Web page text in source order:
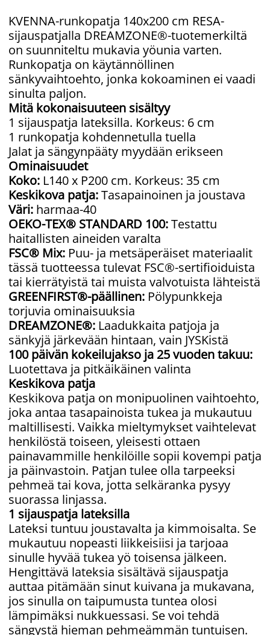
KVENNA-runkopatja 140x200 cm RESA-
sijauspatjalla DREAMZONE®-tuotemerkiltä
on suunniteltu mukavia yöunia varten.
Runkopatja on käytännöllinen
sänkyvaihtoehto, jonka kokoaminen ei vaadi
sinulta paljon.
Mitä kokonaisuuteen sisältyy
1 sijauspatja lateksilla. Korkeus: 6 cm
1 runkopatja kohdennetulla tuella
Jalat ja sängynpääty myydään erikseen
Ominaisuudet
Koko: L140 x P200 cm. Korkeus: 35 cm
Keskikova patja:Tasapainoinen ja joustava
Väri: harmaa-40
OEKO-TEX® STANDARD 100:Testattu
haitallisten aineiden varalta
FSC® Mix: Puu- ja metsäperäiset materiaalit
tässä tuotteessa tulevat FSC®-sertifioiduista
tai kierrätyistä tai muista valvotuista lähteistä
GREENFIRST®-päällinen: Pölypunkkeja
torjuvia ominaisuuksia
DREAMZONE®: Laadukkaita patjoja ja
sänkyjä järkevään hintaan, vain JYSKistä
100 päivän kokeilujakso ja 25 vuoden takuu:
Luotettava ja pitkäikäinen valinta
Keskikova patja
Keskikova patja on monipuolinen vaihtoehto,
joka antaa tasapainoista tukea ja mukautuu
maltillisesti. Vaikka mieltymykset vaihtelevat
henkilöstä toiseen, yleisesti ottaen
painavammille henkilöille sopii kovempi patja
ja päinvastoin. Patjan tulee olla tarpeeksi
pehmeä tai kova, jotta selkäranka pysyy
suorassa linjassa.
1 sijauspatja lateksilla
Lateksi tuntuu joustavalta ja kimmoisalta. Se
mukautuu nopeasti liikkeisiisi ja tarjoaa
sinulle hyvää tukea yö toisensa jälkeen.
Hengittävä lateksia sisältävä sijauspatja
auttaa pitämään sinut kuivana ja mukavana,
jos sinulla on taipumusta tuntea olosi
lämpimäksi nukkuessasi. Se voi tehdä
sängystä hieman pehmeämmän tuntuisen.